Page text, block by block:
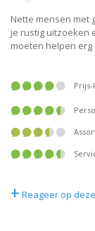
Nette mensen met
je rustig uitzoeken
moeten helpen
+ Reageer op